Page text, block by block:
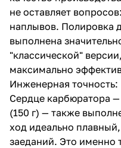
не оставляет
наплывов. Полировка
выполнена
"классической"
максимально
Инженерная точность:
Сердце карбюратора —
(150 г) — также
ход идеально
заеданий. Это именно